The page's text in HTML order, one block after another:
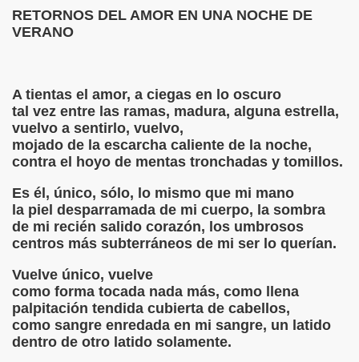
RETORNOS DEL AMOR EN UNA NOCHE DE
VERANO
A tientas el amor, a ciegas en lo oscuro
tal vez entre las ramas, madura, alguna estrella,
vuelvo a sentirlo, vuelvo,
mojado de la escarcha caliente de la noche,
contra el hoyo de mentas tronchadas y tomillos.
Es él, único, sólo, lo mismo que mi mano
la piel desparramada de mi cuerpo, la sombra
de mi recién salido corazón, los umbrosos
centros más subterráneos de mi ser lo querían.
Vuelve único, vuelve
como forma tocada nada más, como llena
palpitación tendida cubierta de cabellos,
como sangre enredada en mi sangre, un latido
dentro de otro latido solamente.
Chau número tres, Viceversa)
quiero"
DARWISH – “A MI MADRE”
DARWISH – HOMENAJE A LAS VÍCTIMAS DE GAZA